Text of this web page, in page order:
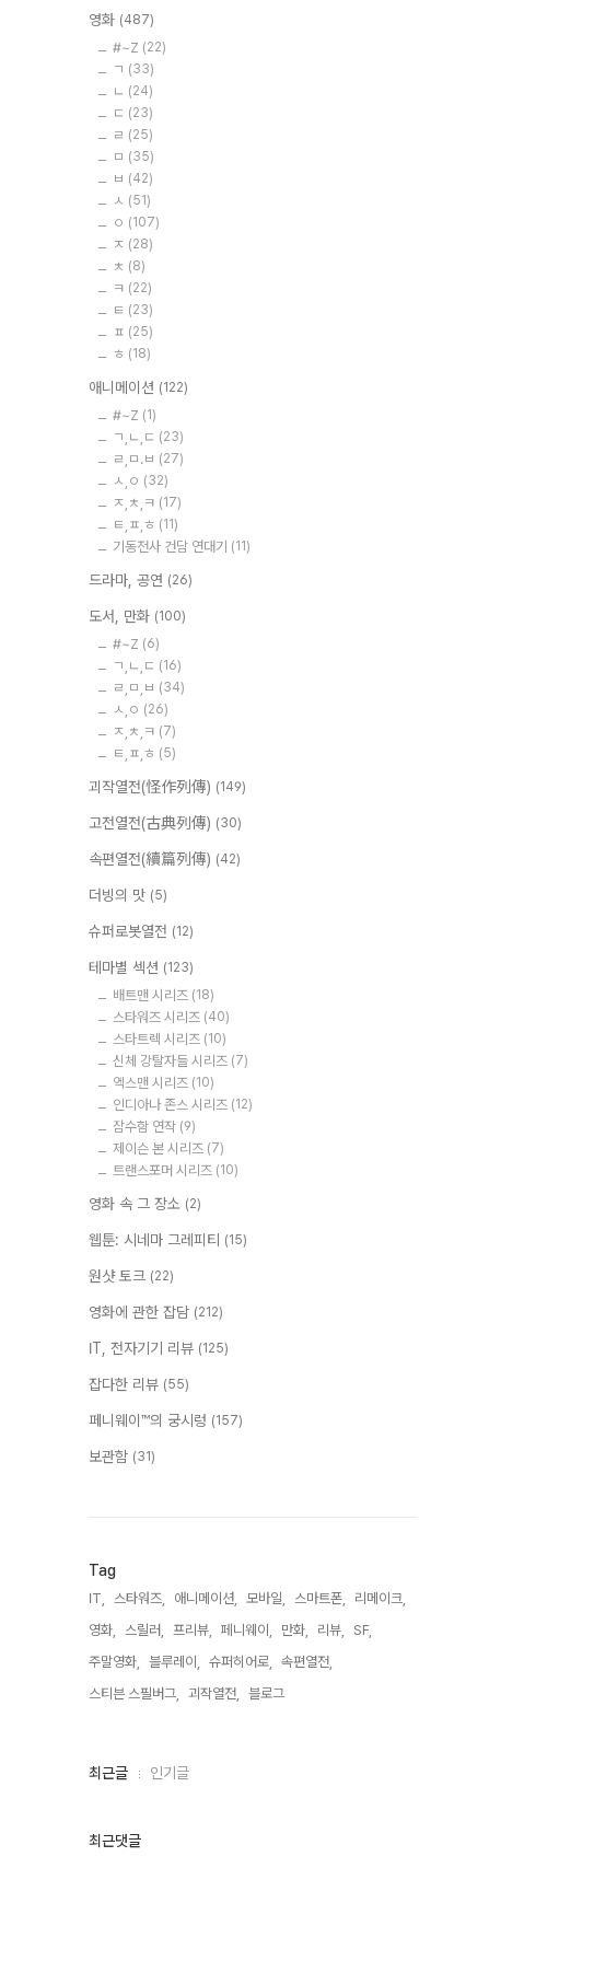
영화 (487)
#~Z (22)
ㄱ (33)
ㄴ (24)
ㄷ (23)
ㄹ (25)
ㅁ (35)
ㅂ (42)
ㅅ (51)
ㅇ (107)
ㅈ (28)
ㅊ (8)
ㅋ (22)
ㅌ (23)
ㅍ (25)
ㅎ (18)
애니메이션 (122)
#~Z (1)
ㄱ,ㄴ,ㄷ (23)
ㄹ,ㅁ.ㅂ (27)
ㅅ,ㅇ (32)
ㅈ,ㅊ,ㅋ (17)
ㅌ,ㅍ,ㅎ (11)
기동전사 건담 연대기 (11)
드라마, 공연 (26)
도서, 만화 (100)
#~Z (6)
ㄱ,ㄴ,ㄷ (16)
ㄹ,ㅁ,ㅂ (34)
ㅅ,ㅇ (26)
ㅈ,ㅊ,ㅋ (7)
ㅌ,ㅍ,ㅎ (5)
괴작열전(怪作列傳) (149)
고전열전(古典列傳) (30)
속편열전(續篇列傳) (42)
더빙의 맛 (5)
슈퍼로봇열전 (12)
테마별 섹션 (123)
배트맨 시리즈 (18)
스타워즈 시리즈 (40)
스타트렉 시리즈 (10)
신체 강탈자들 시리즈 (7)
엑스맨 시리즈 (10)
인디아나 존스 시리즈 (12)
잠수함 연작 (9)
제이슨 본 시리즈 (7)
트랜스포머 시리즈 (10)
영화 속 그 장소 (2)
웹툰: 시네마 그레피티 (15)
원샷 토크 (22)
영화에 관한 잡담 (212)
IT, 전자기기 리뷰 (125)
잡다한 리뷰 (55)
페니웨이™의 궁시렁 (157)
보관함 (31)
Tag
IT, 스타워즈, 애니메이션, 모바일, 스마트폰,
리메이크,
영화,
스릴러, 프리뷰, 페니웨이, 만화, 리뷰,
SF,
주말영화,
블루레이, 슈퍼히어로,
속편열전,
스티븐 스필버그,
괴작열전, 블로그,
최
인
최근글 인기글
최근댓글